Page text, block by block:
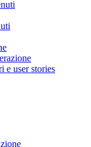
e user stories